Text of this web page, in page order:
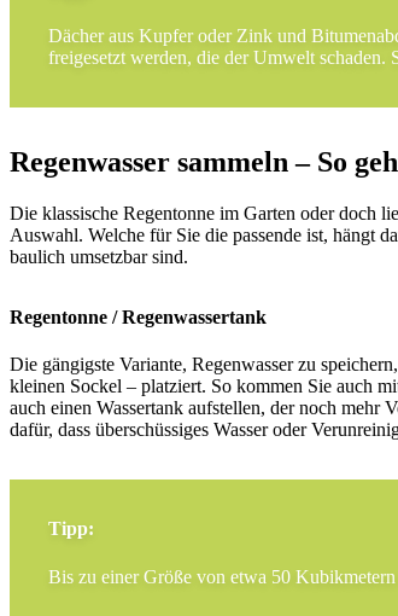
Dächer aus Kupfer oder Zink und
freigesetzt werden, die der Umwelt schaden.
Regenwasser sammeln – So
Die klassische Regentonne im Garten oder doch
Auswahl. Welche für Sie die passende ist, hängt
baulich umsetzbar sind.
Regentonne / Regenwassertank
Die gängigste Variante, Regenwasser zu
kleinen Sockel – platziert. So kommen Sie auch
auch einen Wassertank aufstellen, der noch mehr
dafür, dass überschüssiges Wasser oder
Tipp:
Bis zu einer Größe von etwa 50 Kubikmetern